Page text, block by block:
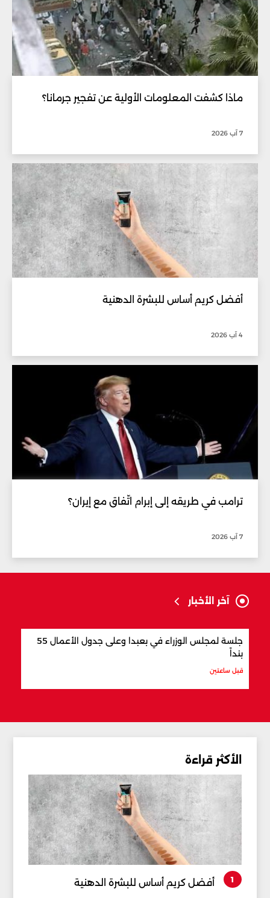
ماذا كشفت المعلومات الأولية عن تفجير جرمانا؟
7 آب 2026
أفضل كريم أساس للبشرة الدهنية
4 آب 2026
ترامب في طريقه إلى إبرام اتّفاق مع إيران؟
7 آب 2026
آخر الأخبار
جلسة لمجلس الوزراء في بعبدا وعلى جدول الأعمال 55
بنداً
قبل ساعتين
الأكثر قراءة
1 أفضل كريم أساس للبشرة الدهنية